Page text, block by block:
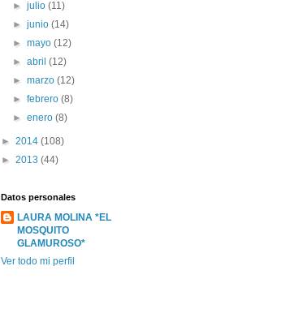
►julio(11)
►junio(14)
►mayo(12)
►abril(12)
►marzo(12)
►febrero(8)
►enero(8)
► 2014 (108)
► 2013 (44)
Datos personales
LAURA MOLINA *EL
MOSQUITO
GLAMUROSO*
Ver todo mi perfil